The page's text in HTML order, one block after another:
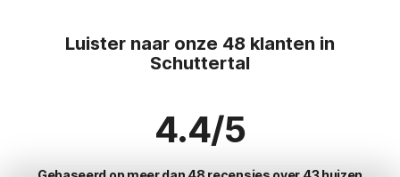
Luister naar onze 48 klanten in
Schuttertal
4.4/5